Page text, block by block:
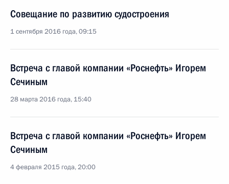
Совещание по развитию судостроения
1 сентября 2016 года, 09:15
Встреча с главой компании «Роснефть» Игорем
Сечиным
28 марта 2016 года, 15:40
Встреча с главой компании «Роснефть» Игорем
Сечиным
4 февраля 2015 года, 20:00